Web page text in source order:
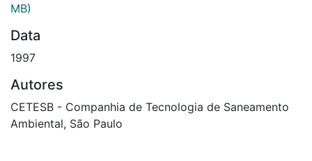
MB)
Data
1997
Autores
CETESB - Companhia de Tecnologia de Saneamento
Ambiental, São Paulo